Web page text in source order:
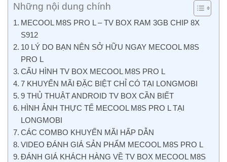
Những nội dung chính
MECOOL M8S PRO L – TV BOX RAM 3GB CHIP 8X
S912
10 LÝ DO BẠN NÊN SỞ HỮU NGAY MECOOL M8S
PRO L
CẤU HÌNH TV BOX MECOOL M8S PRO L
7 KHUYẾN MÃI ĐẶC BIỆT CHỈ CÓ TẠI LONGMOBI
9 THỦ THUẬT ANDROID TV BOX CẦN BIẾT
HÌNH ẢNH THỰC TẾ MECOOL M8S PRO L TẠI
LONGMOBI
CÁC COMBO KHUYẾN MÃI HẤP DẪN
VIDEO ĐÁNH GIÁ SẢN PHẨM MECOOL M8S PRO L
ĐÁNH GIÁ KHÁCH HÀNG VỀ TV BOX MECOOL M8S